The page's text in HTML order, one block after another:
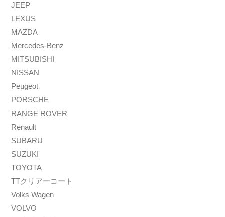
JEEP
LEXUS
MAZDA
Mercedes-Benz
MITSUBISHI
NISSAN
Peugeot
PORSCHE
RANGE ROVER
Renault
SUBARU
SUZUKI
TOYOTA
TTクリアーコート
Volks Wagen
VOLVO